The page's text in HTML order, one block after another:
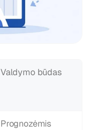
Valdymo būdas
Prognozėmis